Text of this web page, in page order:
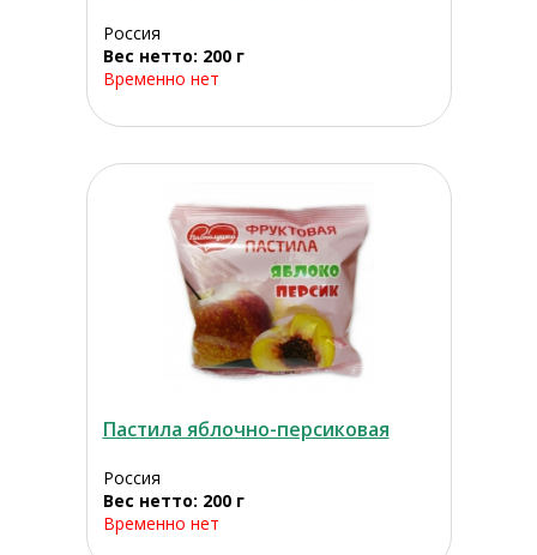
Россия
Вес нетто: 200 г
Временно нет
Пастила яблочно-персиковая
Россия
Вес нетто: 200 г
Временно нет